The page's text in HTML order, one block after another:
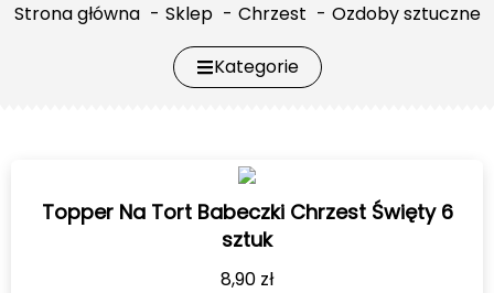
Strona główna Sklep Chrzest Ozdoby sztuczne
Kategorie
Topper Na Tort Babeczki Chrzest Święty 6
sztuk
8,90 zł